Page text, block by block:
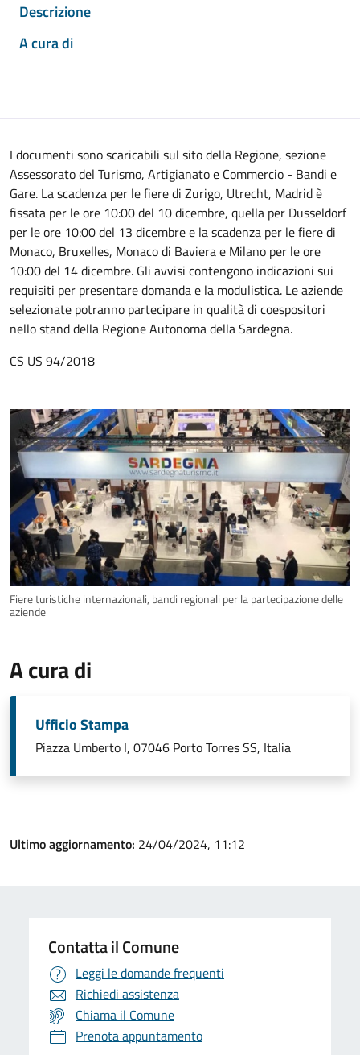
Descrizione
A cura di
I documenti sono scaricabili sul sito della Regione, sezione
Assessorato del Turismo, Artigianato e Commercio - Bandi e
Gare. La scadenza per le fiere di Zurigo, Utrecht, Madrid è
fissata per le ore 10:00 del 10 dicembre, quella per Dusseldorf
per le ore 10:00 del 13 dicembre e la scadenza per le fiere di
Monaco, Bruxelles, Monaco di Baviera e Milano per le ore
10:00 del 14 dicembre. Gli avvisi contengono indicazioni sui
requisiti per presentare domanda e la modulistica. Le aziende
selezionate potranno partecipare in qualità di coespositori
nello stand della Regione Autonoma della Sardegna.
CS US 94/2018
Fiere turistiche internazionali, bandi regionali per la partecipazione delle
aziende
A cura di
Ufficio Stampa
Piazza Umberto I, 07046 Porto Torres SS, Italia
Ultimo aggiornamento: 24/04/2024, 11:12
Contatta il Comune
Leggi le domande frequenti
Richiedi assistenza
Chiama il Comune
Prenota appuntamento